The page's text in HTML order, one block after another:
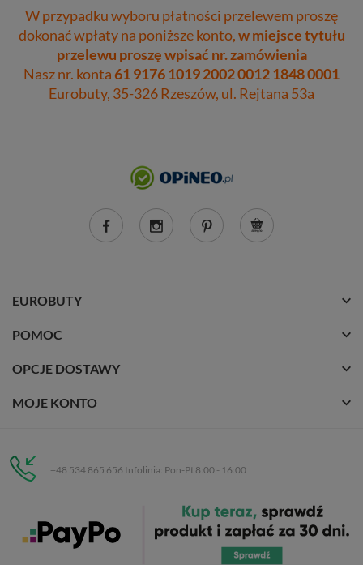
W przypadku wyboru płatności przelewem proszę
dokonać wpłaty na poniższe konto,w miejsce tytułu
przelewu proszę wpisać nr. zamówienia
Nasz nr. konta61 9176 1019 2002 0012 1848 0001
Eurobuty, 35-326 Rzeszów, ul. Rejtana 53a
EUROBUTY
POMOC
OPCJE DOSTAWY
MOJE KONTO
+48 534 865 656 Infolinia: Pon-Pt 8:00 - 16:00
C.H. Respan, Rejtana 53a/250
35-326 Rzeszów